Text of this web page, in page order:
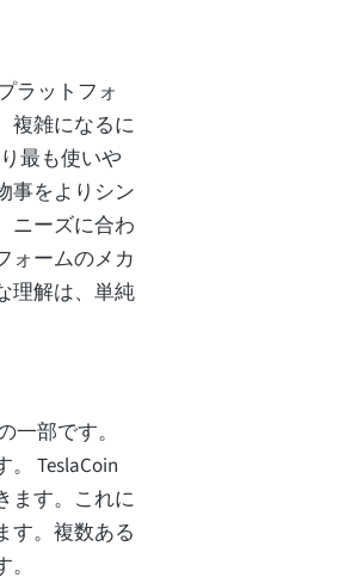
ラットフォ
複雑になるに
最も使いや
事をよりシン
ニーズに合わ
ォームのメカ
理解は、単純
一部です。
TeslaCoin
ます。これに
す。複数ある